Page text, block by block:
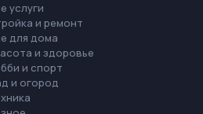
услуги
и ремонт
для дома
и здоровье
и спорт
и огород